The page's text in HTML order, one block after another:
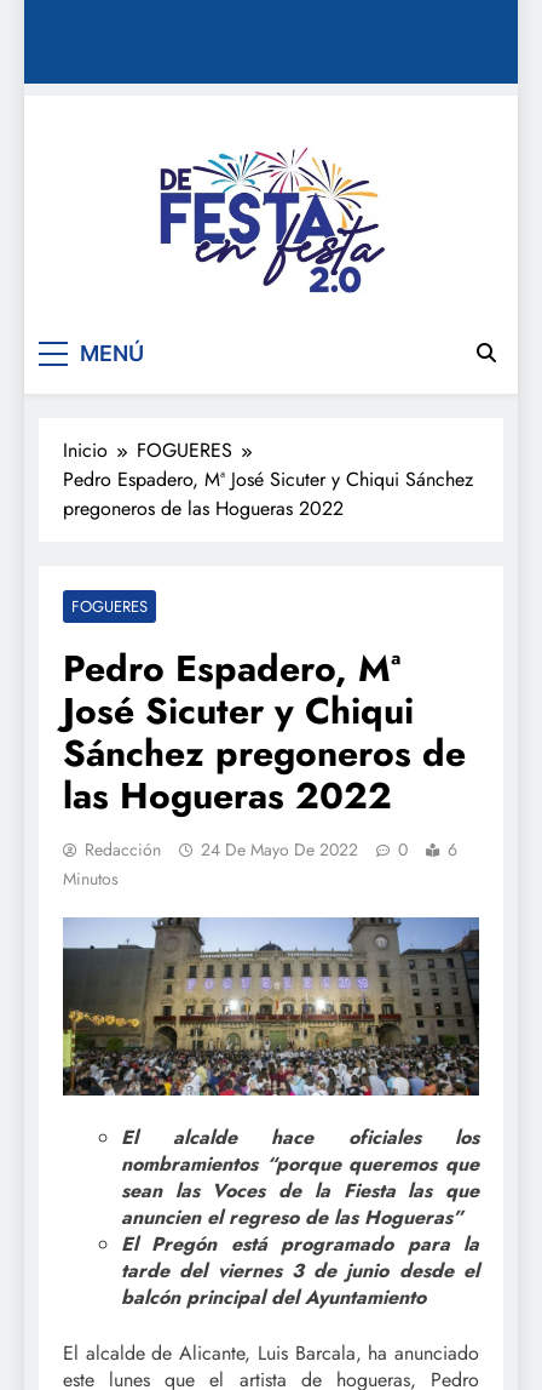
De festa en festa 2.0
MENÚ
Inicio
FOGUERES
Pedro Espadero, Mª José Sicuter y Chiqui Sánchez
pregoneros de las Hogueras 2022
FOGUERES
Pedro Espadero, Mª
José Sicuter y Chiqui
Sánchez pregoneros de
las Hogueras 2022
Redacción 24 De Mayo De 2022 0
6
Minutos
El alcalde hace oficiales los
nombramientos “porque queremos que
sean las Voces de la Fiesta las que
anuncien el regreso de las Hogueras”
El Pregón está programado para la
tarde del viernes 3 de junio desde el
balcón principal del Ayuntamiento
El alcalde de Alicante, Luis Barcala, ha anunciado
este lunes que el artista de hogueras, Pedro